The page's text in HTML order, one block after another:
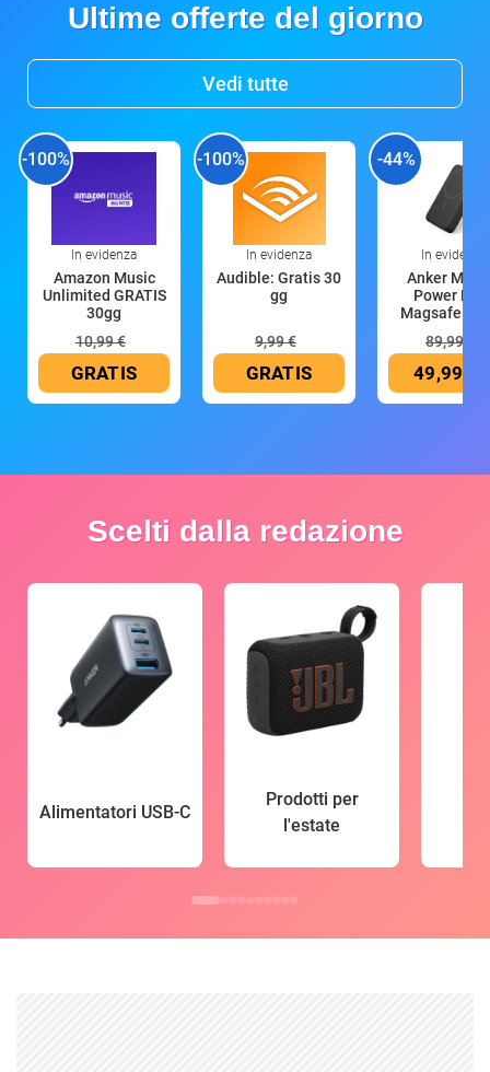
Ultime offerte del giorno
Vedi tutte
-100%
In evidenza
Amazon Music
Unlimited GRATIS
30gg
10,99 €
GRATIS
-100%
In evidenza
Audible: Gratis 30
gg
9,99 €
GRATIS
-44%
In evidenza
Anker
Power
Magsafe
89,99 €
49,99 €
Scelti dalla redazione
Alimentatori USB-C
Prodotti per
l'estate